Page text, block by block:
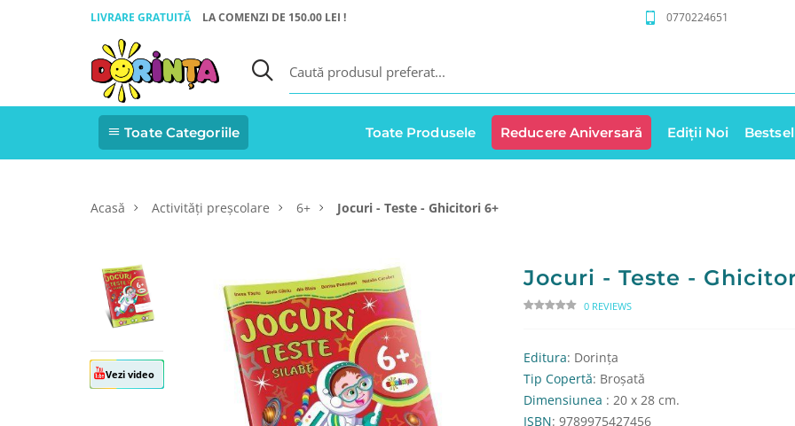
LIVRARE GRATUITĂ LA COMENZI DE 150.00 LEI ! 0770224651
Toate Categoriile Toate Produsele Reducere Aniversară Ediții Noi
Acasă Activități preșcolare 6+ Jocuri - Teste - Ghicitori 6+
Vezi video
Jocuri - Teste -
0 REVIEWS
Editura: Dorința
Tip Copertă: Broșată
Dimensiunea : 20 x 28 cm.
ISBN: 9789975427456